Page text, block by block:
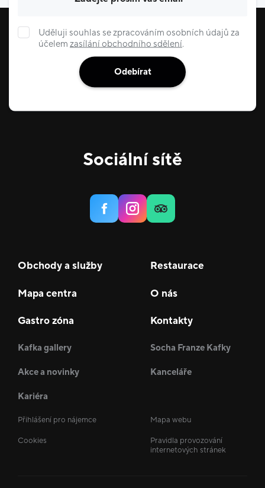
Uděluji souhlas se zpracováním osobních údajů za
účelem zasílání obchodního sdělení.
Odebírat
Sociální sítě
Obchody a služby Restaurace
Mapa centra O nás
Gastro zóna Kontakty
Kafka gallery Socha Franze Kafky
Akce a novinky Kanceláře
Kariéra
Přihlášení pro nájemce Mapa webu
Cookies
Pravidla provozování
internetových stránek